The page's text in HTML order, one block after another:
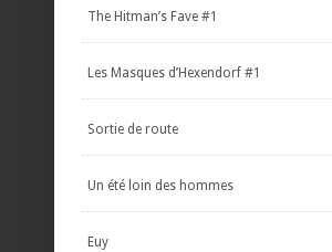
The Hitman’s Fave #1
Les Masques d’Hexendorf #1
Sortie de route
Un été loin des hommes
Euy